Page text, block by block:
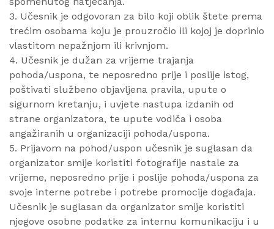
3. Učesnik je odgovoran za bilo koji oblik štete prema
trećim osobama koju je prouzročio ili kojoj je doprinio
vlastitom nepažnjom ili krivnjom.
4. Učesnik je dužan za vrijeme trajanja
pohoda/uspona, te neposredno prije i poslije istog,
poštivati službeno objavljena pravila, upute o
sigurnom kretanju, i uvjete nastupa izdanih od
strane organizatora, te upute vodiča i osoba
angažiranih u organizaciji pohoda/uspona.
5. Prijavom na pohod/uspon učesnik je suglasan da
organizator smije koristiti fotografije nastale za
vrijeme, neposredno prije i poslije pohoda/uspona za
svoje interne potrebe i potrebe promocije događaja.
Učesnik je suglasan da organizator smije koristiti
njegove osobne podatke za internu komunikaciju i u